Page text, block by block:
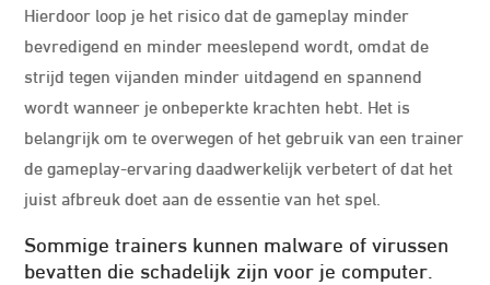
Hierdoor loop je het risico dat de gameplay minder
bevredigend en minder meeslepend wordt, omdat de
strijd tegen vijanden minder uitdagend en spannend
wordt wanneer je onbeperkte krachten hebt. Het is
belangrijk om te overwegen of het gebruik van een trainer
de gameplay-ervaring daadwerkelijk verbetert of dat het
juist afbreuk doet aan de essentie van het spel.
Sommige trainers kunnen malware of virussen
bevatten die schadelijk zijn voor je computer.